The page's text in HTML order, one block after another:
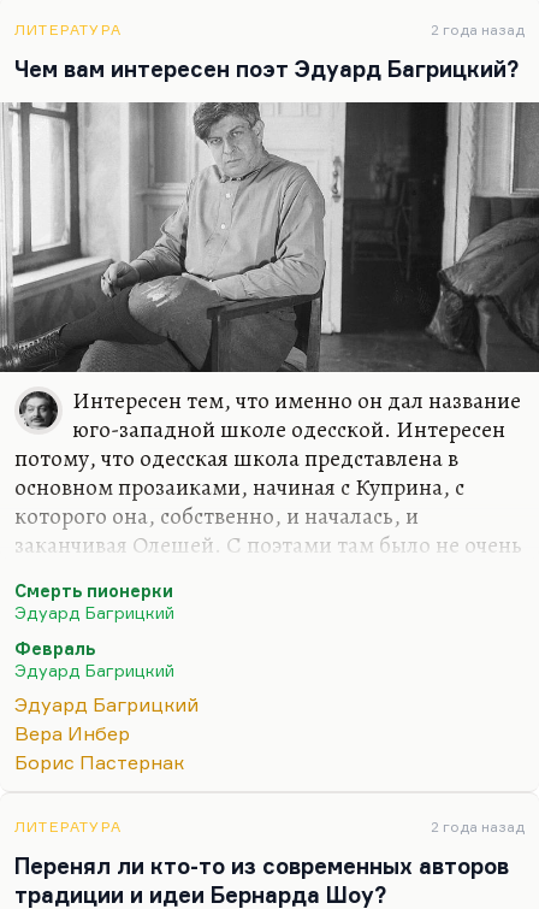
изнасилование женщины как, что ли, акт ее
такой социальной и отчасти психологической
реабилитации. В принципе, у Багрицкого есть
страшноватые стихи. В том числе и в «Смерти
пионерки» есть страшноватые строчки.
Но всегда можно отмазать его, памятуя…
ЛИТЕРАТУРА 2 года назад
Чем вам интересен поэт Эдуард Багрицкий?
Интересен тем, что именно он дал название
юго-западной школе одесской. Интересен
потому, что одесская школа представлена в
основном прозаиками, начиная с Куприна, с
которого она, собственно, и началась, и
заканчивая Олешей. С поэтами там было не очень
ум не приходит. Они все баловались стихами.
Гениально писал Кесельман, но очень мало.
Замечательным поэтом в молодости был Катаев,
но он потом оставил это дело, за исключением
каких-то разовых возвращений к поэзии, иногда
совершенно гениальных. Но в принципе,
Багрицкий — единственный поэт, который
такой гумилевец безусловный, такой одесский
акмеист,…
Смерть пионерки
Эдуард Багрицкий
Февраль
Эдуард Багрицкий
Эдуард Багрицкий
Вера Инбер
Борис Пастернак
ЛИТЕРАТУРА 2 года назад
Перенял ли кто-то из современных авторов
традиции и идеи Бернарда Шоу?